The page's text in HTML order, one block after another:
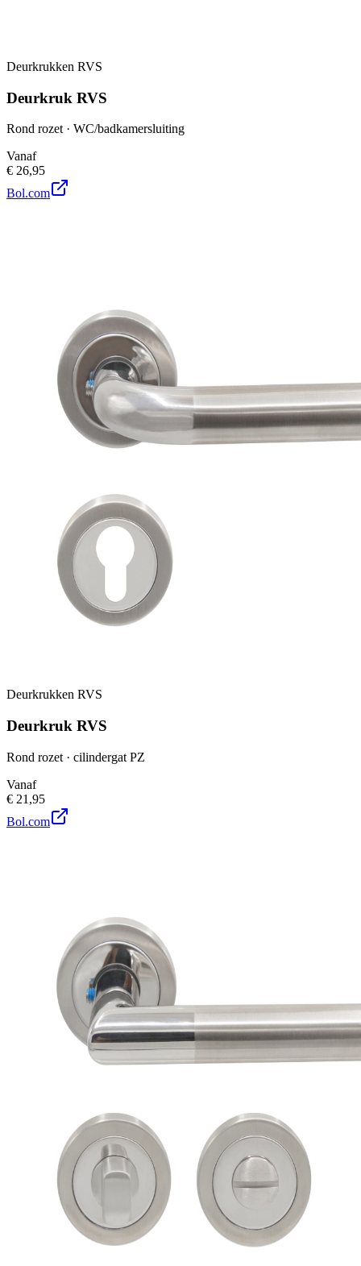
Deurkrukken RVS
Deurkruk RVS
Rond rozet · WC/badkamersluiting
Vanaf
€ 26,95
Bol.com
Deurkrukken RVS
Deurkruk RVS
Rond rozet · cilindergat PZ
Vanaf
€ 21,95
Bol.com